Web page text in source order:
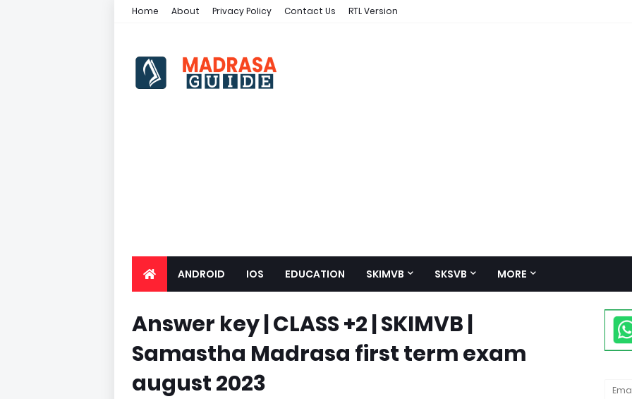
Home About Privacy Policy Contact Us RTL Version
ANDROID IOS EDUCATION SKIMVB SKSVB MORE
Answer key | CLASS +2 | SKIMVB |
Samastha Madrasa first term exam
august 2023